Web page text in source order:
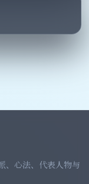
、心法、代表人物与